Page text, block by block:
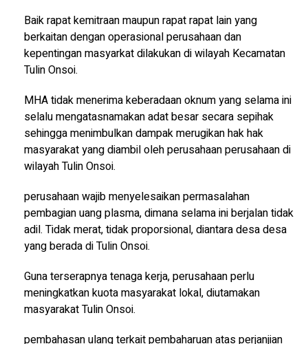
Baik rapat kemitraan maupun rapat rapat lain yang
berkaitan dengan operasional perusahaan dan
kepentingan masyarkat dilakukan di wilayah Kecamatan
Tulin Onsoi.
MHA tidak menerima keberadaan oknum yang selama ini
selalu mengatasnamakan adat besar secara sepihak
sehingga menimbulkan dampak merugikan hak hak
masyarakat yang diambil oleh perusahaan perusahaan di
wilayah Tulin Onsoi.
perusahaan wajib menyelesaikan permasalahan
pembagian uang plasma, dimana selama ini berjalan tidak
adil. Tidak merat, tidak proporsional, diantara desa desa
yang berada di Tulin Onsoi.
Guna terserapnya tenaga kerja, perusahaan perlu
meningkatkan kuota masyarakat lokal, diutamakan
masyarakat Tulin Onsoi.
pembahasan ulang terkait pembaharuan atas perjanjian